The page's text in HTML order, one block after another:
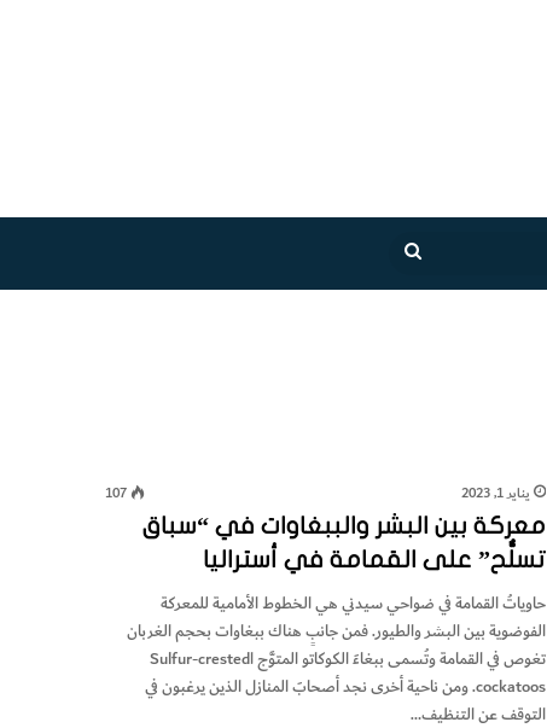
عن
يناير 1, 2023 107
معركة بين البشر والببغاوات في “سباق
تسلُّح” على القمامة في أستراليا
حاوياتُ القمامة في ضواحي سيدني هي الخطوط الأمامية للمعركة
الفوضوية بين البشر والطيور. فمن جانبٍ هناك ببغاوات بحجم الغربان
تغوص في القمامة وتُسمى ببغاءَ الكوكاتو المتوَّج اSulfur-crested
cockatoos. ومن ناحية أخرى نجد أصحابَ المنازل الذين يرغبون في
التوقف عن التنظيف…